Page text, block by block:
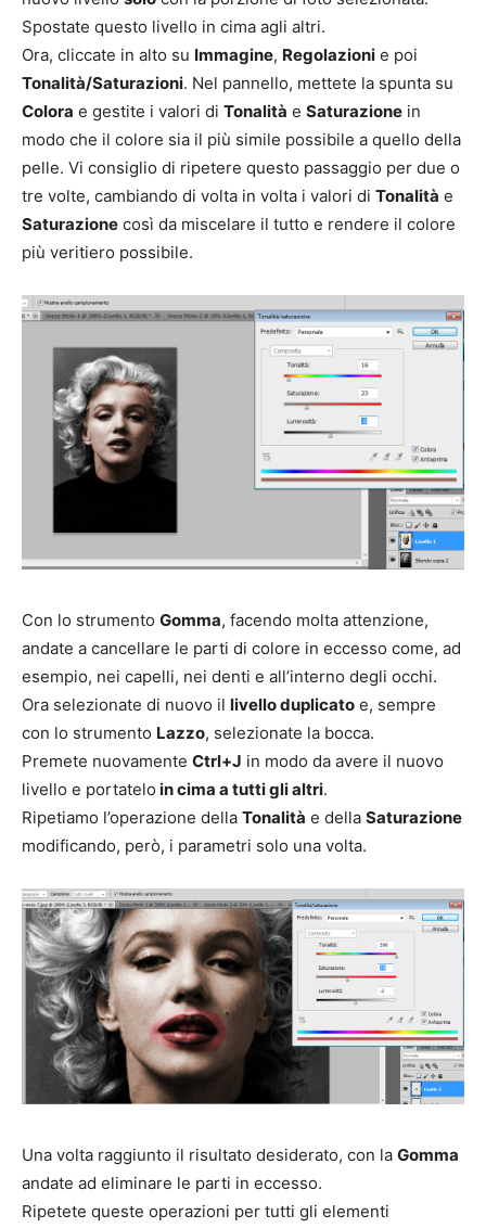
Spostate questo livello in cima agli altri.
Ora, cliccate in alto su Immagine, Regolazioni e poi
Tonalità/Saturazioni. Nel pannello, mettete la spunta su
Colora e gestite i valori di Tonalità e Saturazione in
modo che il colore sia il più simile possibile a quello della
pelle. Vi consiglio di ripetere questo passaggio per due o
tre volte, cambiando di volta in volta i valori di Tonalità e
Saturazione così da miscelare il tutto e rendere il colore
più veritiero possibile.
Con lo strumento Gomma, facendo molta attenzione,
andate a cancellare le parti di colore in eccesso come, ad
esempio, nei capelli, nei denti e all’interno degli occhi.
Ora selezionate di nuovo il livello duplicato e, sempre
con lo strumento Lazzo, selezionate la bocca.
Premete nuovamente Ctrl+J in modo da avere il nuovo
livello e portatelo in cima a tutti gli altri.
Ripetiamo l’operazione della Tonalità e della Saturazione
modificando, però, i parametri solo una volta.
Una volta raggiunto il risultato desiderato, con la Gomma
andate ad eliminare le parti in eccesso.
Ripetete queste operazioni per tutti gli elementi